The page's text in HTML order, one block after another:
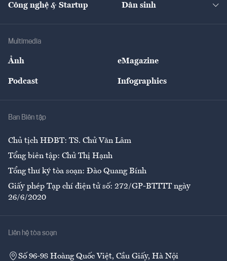
Tư vấn Nông sản
Giải trí
Công nghệ & Startup Dân sinh
Multimedia
Ảnh eMagazine
Podcast Infographics
Ban Biên tập
Chủ tịch HĐBT: TS. Chử Văn Lâm
Tổng biên tập: Chử Thị Hạnh
Tổng thư ký tòa soạn: Đào Quang Bính
Giấy phép Tạp chí điện tử số: 272/GP-BTTTT ngày
26/6/2020
Liên hệ tòa soạn
Số 96-98 Hoàng Quốc Việt, Cầu Giấy, Hà Nội